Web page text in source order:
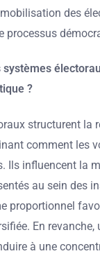
des
processus
?
structurent la
comment les
Ils influencent la
au sein des
proportionnel
En revanche,
à une